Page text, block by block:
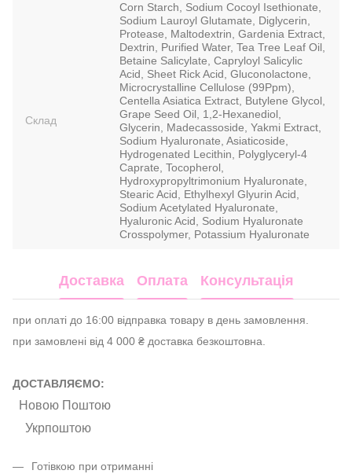
Склад
Corn Starch, Sodium Cocoyl Isethionate,
Sodium Lauroyl Glutamate, Diglycerin,
Protease, Maltodextrin, Gardenia Extract,
Dextrin, Purified Water, Tea Tree Leaf Oil,
Betaine Salicylate, Capryloyl Salicylic
Acid, Sheet Rick Acid, Gluconolactone,
Microcrystalline Cellulose (99Ppm),
Centella Asiatica Extract, Butylene Glycol,
Grape Seed Oil, 1,2-Hexanediol,
Glycerin, Madecassoside, Yakmi Extract,
Sodium Hyaluronate, Asiaticoside,
Hydrogenated Lecithin, Polyglyceryl-4
Caprate, Tocopherol,
Hydroxypropyltrimonium Hyaluronate,
Stearic Acid, Ethylhexyl Glyurin Acid,
Sodium Acetylated Hyaluronate,
Hyaluronic Acid, Sodium Hyaluronate
Crosspolymer, Potassium Hyaluronate
Доставка Оплата Консультація
при оплаті до 16:00 відправка товару в день замовлення.
при замовлені від 4 000 ₴ доставка безкоштовна.
ДОСТАВЛЯЄМО:
Новою Поштою
Укрпоштою
Готівкою при отриманні